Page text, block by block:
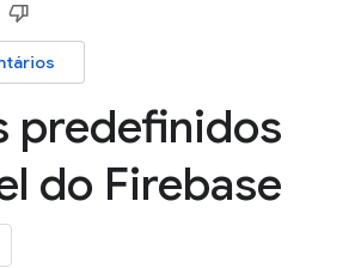
predefinidos
do Firebase